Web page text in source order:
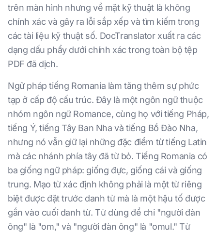
trên màn hình nhưng về mặt kỹ thuật là không
chính xác và gây ra lỗi sắp xếp và tìm kiếm trong
các tài liệu kỹ thuật số. DocTranslator xuất ra các
dạng dấu phẩy dưới chính xác trong toàn bộ tệp
PDF đã dịch.
Ngữ pháp tiếng Romania làm tăng thêm sự phức
tạp ở cấp độ cấu trúc. Đây là một ngôn ngữ thuộc
nhóm ngôn ngữ Romance, cùng họ với tiếng Pháp,
tiếng Ý, tiếng Tây Ban Nha và tiếng Bồ Đào Nha,
nhưng nó vẫn giữ lại những đặc điểm từ tiếng Latin
mà các nhánh phía tây đã từ bỏ. Tiếng Romania có
ba giống ngữ pháp: giống đực, giống cái và giống
trung. Mạo từ xác định không phải là một từ riêng
biệt được đặt trước danh từ mà là một hậu tố được
gắn vào cuối danh từ. Từ dùng để chỉ "người đàn
ông" là "om," và "người đàn ông" là "omul." Từ